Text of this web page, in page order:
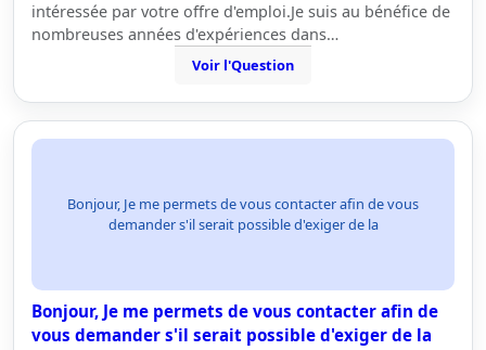
intéressée par votre offre d'emploi.Je suis au bénéfice de
nombreuses années d'expériences dans…
Voir l'Question
Bonjour, Je me permets de vous contacter afin de vous
demander s'il serait possible d'exiger de la
Bonjour, Je me permets de vous contacter afin de
vous demander s'il serait possible d'exiger de la